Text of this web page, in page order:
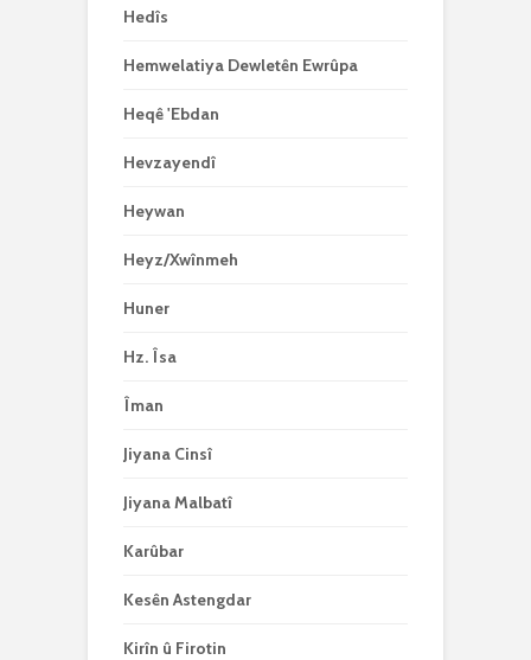
Hedîs
Hemwelatiya Dewletên Ewrûpa
Heqê 'Ebdan
Hevzayendî
Heywan
Heyz/Xwînmeh
Huner
Hz. Îsa
Îman
Jiyana Cinsî
Jiyana Malbatî
Karûbar
Kesên Astengdar
Kirîn û Firotin